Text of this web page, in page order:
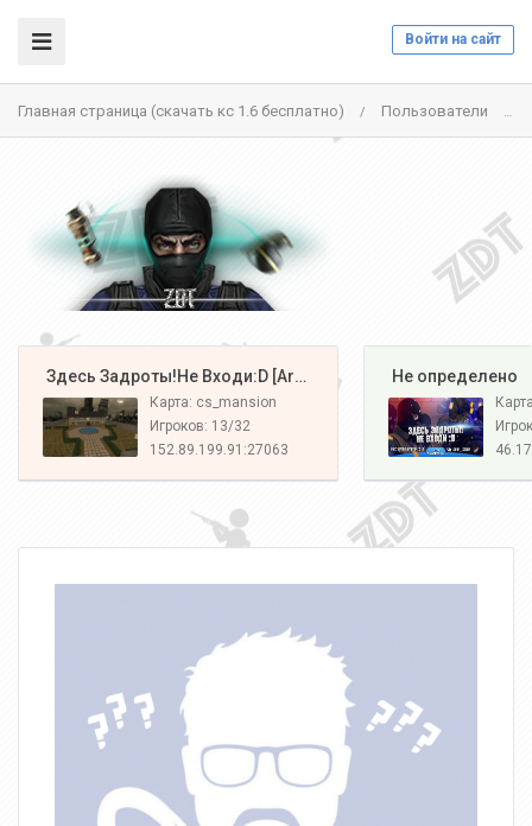
Войти на сайт
Главная страница (скачать кс 1.6 бесплатно) / Пользователи
️ Здесь Задроты!Не Входи:D [Army#1]
Карта: cs_mansion
Игроков: 13/32
152.89.199.91:27063
️ Не определено